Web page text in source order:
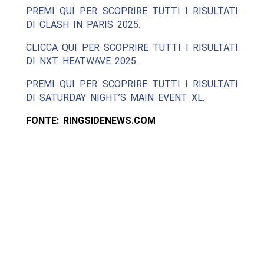
PREMI QUI PER SCOPRIRE TUTTI I RISULTATI
DI CLASH IN PARIS 2025.
CLICCA QUI PER SCOPRIRE TUTTI I RISULTATI
DI NXT HEATWAVE 2025.
PREMI QUI PER SCOPRIRE TUTTI I RISULTATI
DI SATURDAY NIGHT’S MAIN EVENT XL.
FONTE: RINGSIDENEWS.COM